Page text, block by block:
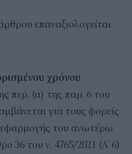
επαναξιολογείται
χρόνου
περ. (α) της παρ. 6 του
για τους φορείς
εφαρμογής του ανωτέρω
36 του ν. 4765/2021 (Α’ 6)